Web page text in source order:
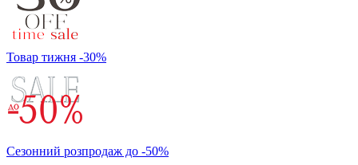
Товар тижня -30%
Сезонний розпродаж до -50%